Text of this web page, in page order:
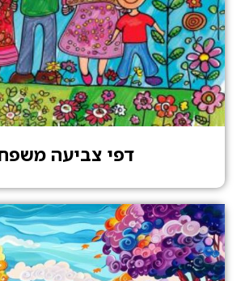
דפי צביעה